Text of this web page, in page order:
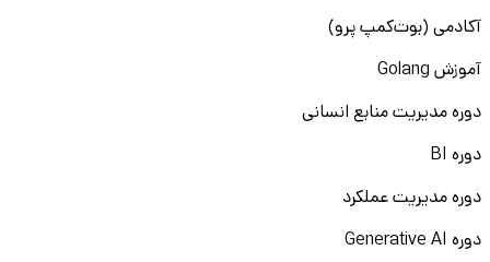
آکادمی (بوت‌کمپ پرو)
آموزش Golang
دوره مدیریت منابع انسانی
دوره BI
دوره مدیریت عملکرد
دوره Generative AI